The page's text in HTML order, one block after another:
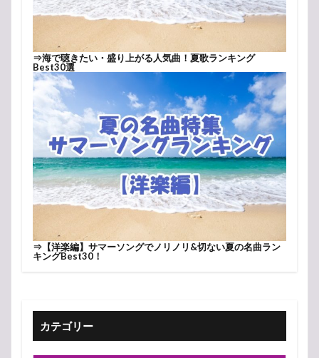
⇒海で聴きたい・盛り上がる人気曲！夏歌ランキング
Best30選
⇒ 【洋楽編】サマーソングでノリノリ&切ない夏の名曲ラン
キングBest30！
カテゴリー